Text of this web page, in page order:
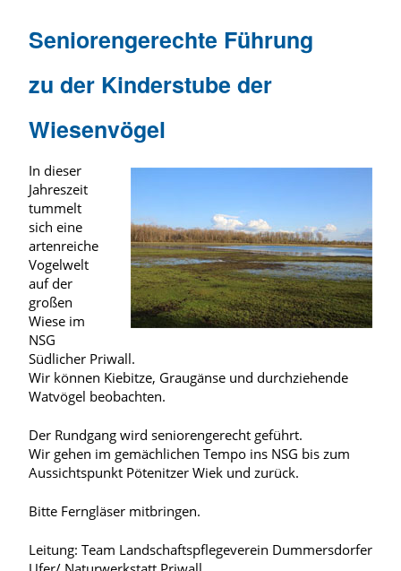
Seniorengerechte Führung
zu der Kinderstube der
Wiesenvögel
In dieser
Jahreszeit
tummelt
sich eine
artenreiche
Vogelwelt
auf der
großen
Wiese im
NSG
Südlicher Priwall.
Wir können Kiebitze, Graugänse und durchziehende
Watvögel beobachten.
Der Rundgang wird seniorengerecht geführt.
Wir gehen im gemächlichen Tempo ins NSG bis zum
Aussichtspunkt Pötenitzer Wiek und zurück.
Bitte Ferngläser mitbringen.
Leitung: Team Landschaftspflegeverein Dummersdorfer